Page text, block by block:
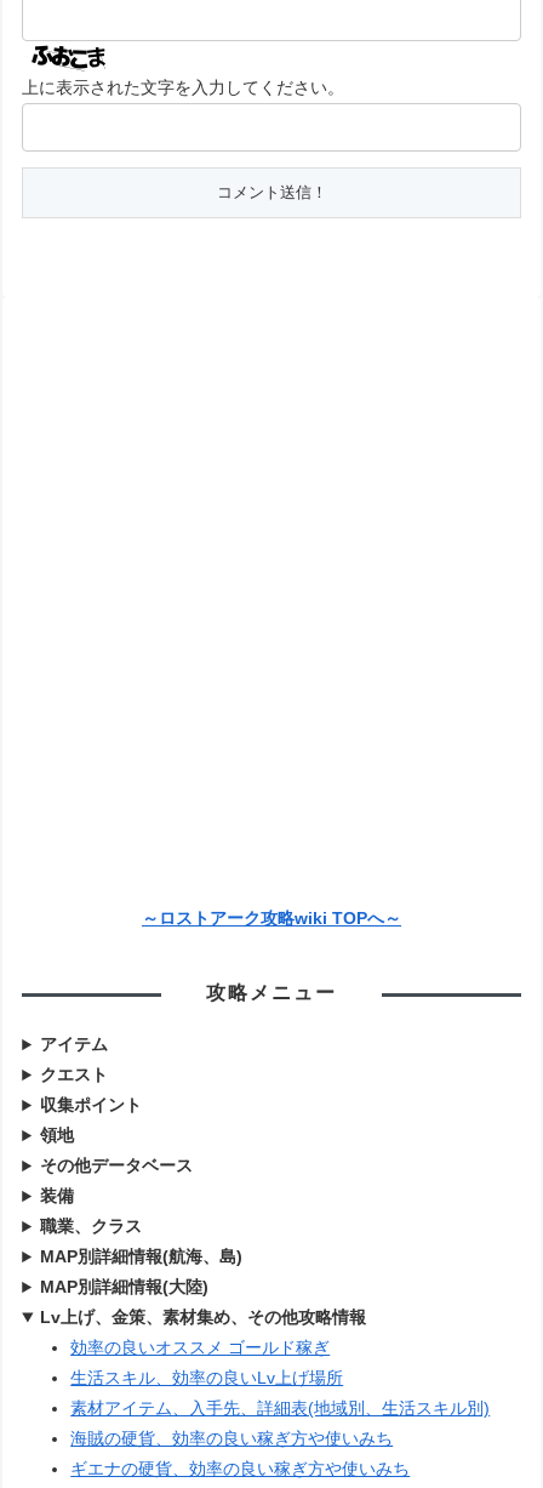
上に表示された文字を入力してください。
～ロストアーク攻略wiki TOPへ～
攻略メニュー
アイテム
クエスト
収集ポイント
領地
その他データベース
装備
職業、クラス
MAP別詳細情報(航海、島)
MAP別詳細情報(大陸)
Lv上げ、金策、素材集め、その他攻略情報
効率の良いオススメ ゴールド稼ぎ
生活スキル、効率の良いLv上げ場所
素材アイテム、入手先、詳細表(地域別、生活スキル別)
海賊の硬貨、効率の良い稼ぎ方や使いみち
ギエナの硬貨、効率の良い稼ぎ方や使いみち